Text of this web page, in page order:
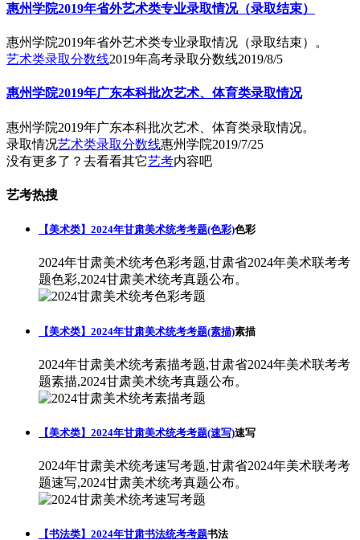
惠州学院2019年省外艺术类专业录取情况（录取结束）
惠州学院2019年省外艺术类专业录取情况（录取结束）。
艺术类录取分数线2019年高考录取分数线2019/8/5
惠州学院2019年广东本科批次艺术、体育类录取情况
惠州学院2019年广东本科批次艺术、体育类录取情况。
录取情况艺术类录取分数线惠州学院2019/7/25
没有更多了？去看看其它艺考内容吧
艺考热搜
【美术类】2024年甘肃美术统考考题(色彩)色彩
2024年甘肃美术统考色彩考题,甘肃省2024年美术联考考
题色彩,2024甘肃美术统考真题公布。
【美术类】2024年甘肃美术统考考题(素描)素描
2024年甘肃美术统考素描考题,甘肃省2024年美术联考考
题素描,2024甘肃美术统考真题公布。
【美术类】2024年甘肃美术统考考题(速写)速写
2024年甘肃美术统考速写考题,甘肃省2024年美术联考考
题速写,2024甘肃美术统考真题公布。
【书法类】2024年甘肃书法统考考题书法